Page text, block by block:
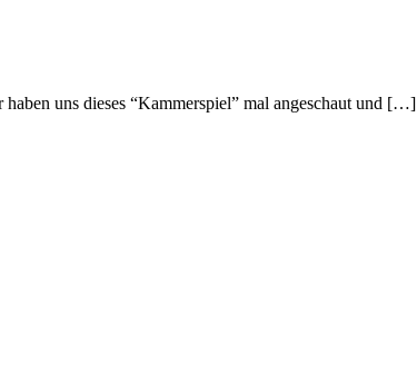
uns dieses “Kammerspiel” mal angeschaut und […]